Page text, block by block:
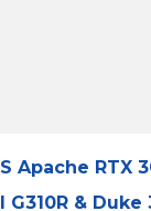
Apache RTX
G310R &